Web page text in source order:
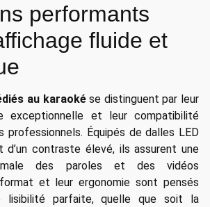
performants
fluide et
au karaokése distinguent par leur
exceptionnelle et leur compatibilité
professionnels. Équipés de dalles LED
contraste élevé, ils assurent une
des paroles et des vidéos
format et leur ergonomie sont pensés
lisibilité parfaite, quelle que soit la